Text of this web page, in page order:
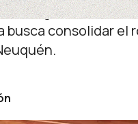
regiones de
busca consolidar